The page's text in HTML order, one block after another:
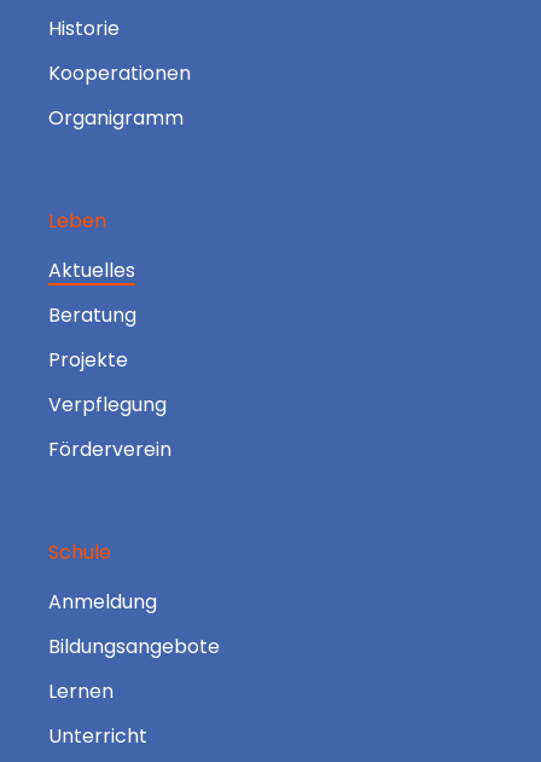
Historie
Kooperationen
Organigramm
Leben
Aktuelles
Beratung
Projekte
Verpflegung
Förderverein
Schule
Anmeldung
Bildungsangebote
Lernen
Unterricht